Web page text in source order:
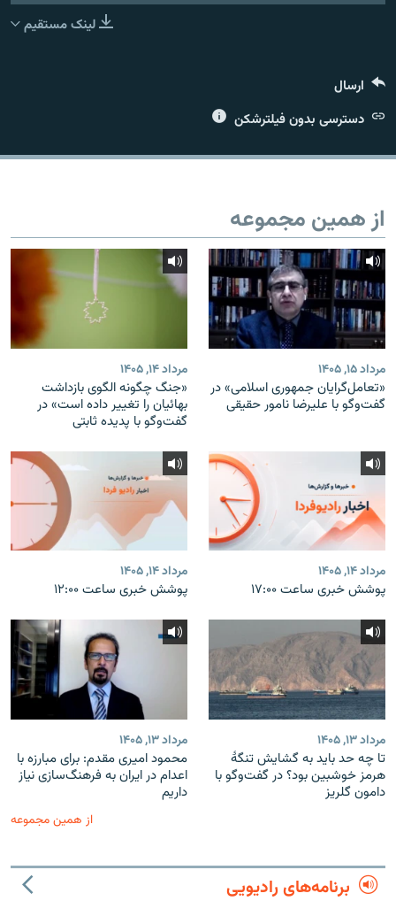
لینک مستقیم
ارسال
دسترسی بدون فیلترشکن
از همین مجموعه
مرداد ۱۵, ۱۴۰۵
«تعامل‌گرایان جمهوری اسلامی» در
گفت‌وگو با علیرضا نامور حقیقی
مرداد ۱۴, ۱۴۰۵
«جنگ چگونه الگوی بازداشت
بهائیان را تغییر داده است» در
گفت‌وگو با پدیده ثابتی
مرداد ۱۴, ۱۴۰۵
پوشش خبری ساعت ۱۷:۰۰
مرداد ۱۴, ۱۴۰۵
پوشش خبری ساعت ۱۲:۰۰
مرداد ۱۳, ۱۴۰۵
تا چه حد باید به گشایش تنگهٔ
هرمز خوشبین بود؟ در گفت‌وگو با
دامون گلریز
مرداد ۱۳, ۱۴۰۵
محمود امیری مقدم: برای مبارزه با
اعدام در ایران به فرهنگ‌سازی نیاز
داریم
از همین مجموعه
برنامه‌های رادیویی